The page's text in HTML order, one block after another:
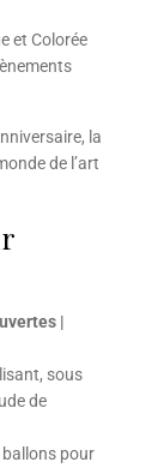
et Colorée
la
de l’art
|
sous
de
pour